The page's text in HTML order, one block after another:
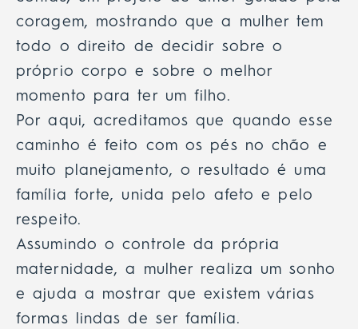
coragem, mostrando que a mulher tem
todo o direito de decidir sobre o
próprio corpo e sobre o melhor
momento para ter um filho.
Por aqui, acreditamos que quando esse
caminho é feito com os pés no chão e
muito planejamento, o resultado é uma
família forte, unida pelo afeto e pelo
respeito.
Assumindo o controle da própria
maternidade, a mulher realiza um sonho
e ajuda a mostrar que existem várias
formas lindas de ser família.